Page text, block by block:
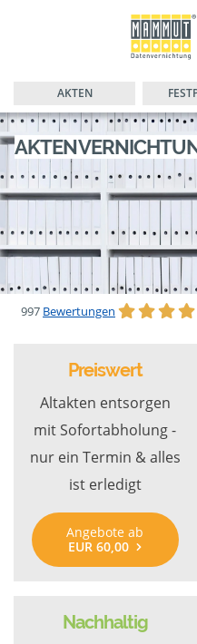
AKTEN
997 Bewertungen
Preiswert
Altakten entsorgen
mit Sofortabholung -
nur ein Termin & alles
ist erledigt
Angebote ab
EUR 60,00
Nachhaltig